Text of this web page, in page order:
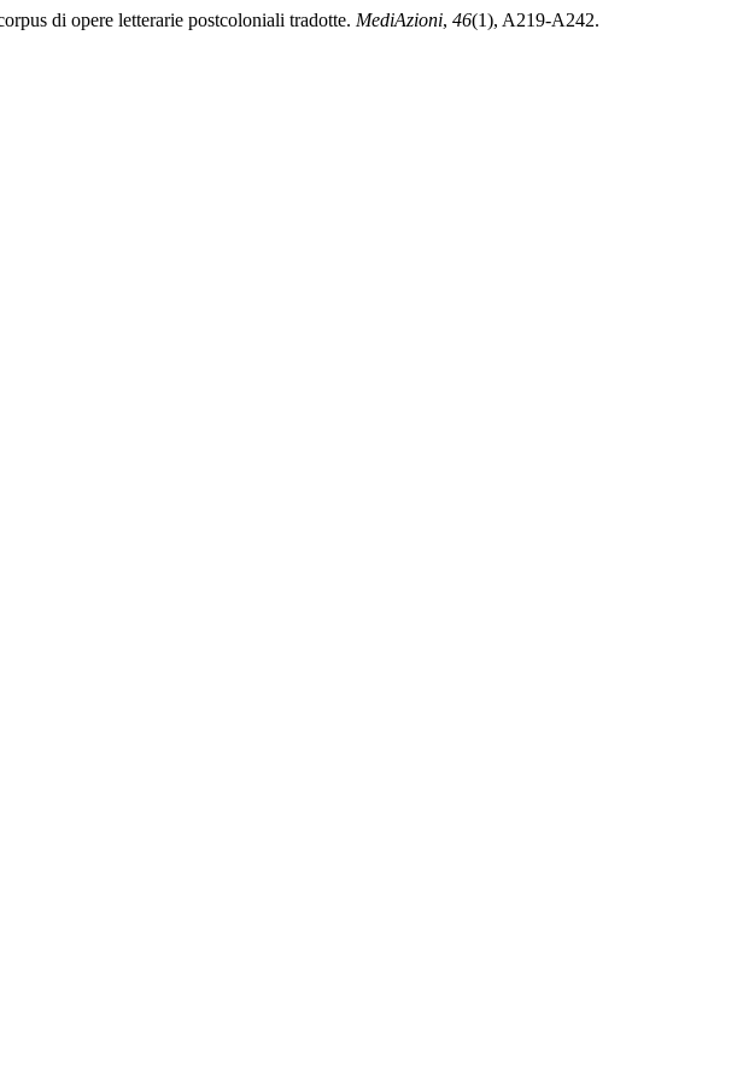
di opere letterarie postcoloniali tradotte. MediAzioni, 46(1), A219-A242.